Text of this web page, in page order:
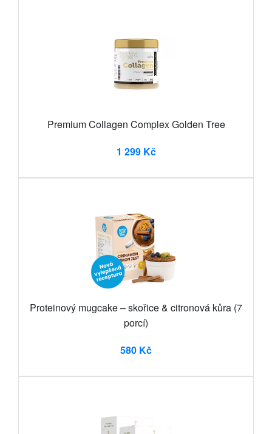
Premium Collagen Complex Golden Tree
1 299 Kč
Proteinový mugcake – skořice & citronová kůra (7
porcí)
580 Kč